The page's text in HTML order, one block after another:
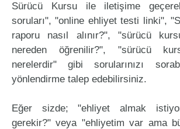
Sürücü Kursu ile iletişime
soruları", "online ehliyet testi linki",
raporu nasıl alınır?", "sürücü
nereden öğrenilir?", "sürücü
nerelerdir" gibi sorularınızı
yönlendirme talep edebilirsiniz.
Eğer sizde; "ehliyet almak
gerekir?" veya "ehliyetim var ama